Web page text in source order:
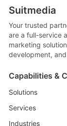
Suitmedia
Your trusted
are a full-service
marketing
development,
Capabilities &
Solutions
Services
Industries